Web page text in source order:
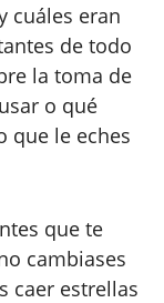
cuáles eran
de todo
la toma de
o qué
que le eches
que te
cambiases
caer estrellas